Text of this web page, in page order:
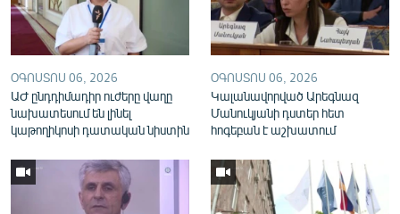
English
Русский
ՀԵՏԵՎԵՔ ՄԵԶ
ՕԳՈՍՏՈՍ 06, 2026
ԱԺ ընդդիմադիր ուժերը վաղը
նախատեսում են լինել
կաթողիկոսի դատական նիստին
ՕԳՈՍՏՈՍ 06, 2026
Կալանավորված Արեգնազ
Մանուկյանի դստեր հետ
հոգեբան է աշխատում